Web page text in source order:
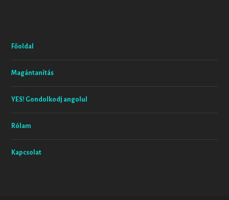
Főoldal
Magántanítás
YES! Gondolkodj angolul
Rólam
Kapcsolat